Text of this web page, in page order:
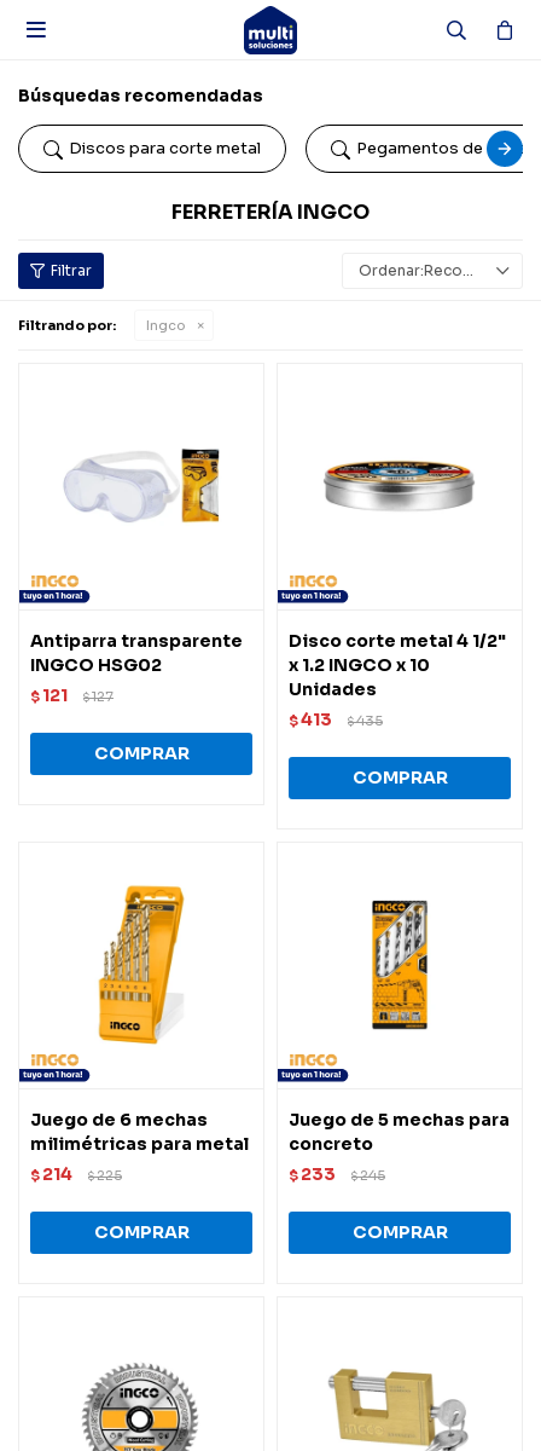

Búsquedas recomendadas
Discos para corte metal Pegamentos de
FERRETERÍA INGCO
Recomendados
Filtrando por: Ingco
Antiparra transparente
INGCO HSG02
$ 121 $127
Disco corte metal 4 1/2"
x 1.2 INGCO x 10
Unidades
$413 $435
Juego de 6 mechas
milimétricas para metal
$ 214 $225
Juego de 5 mechas para
concreto
$ 233 $245